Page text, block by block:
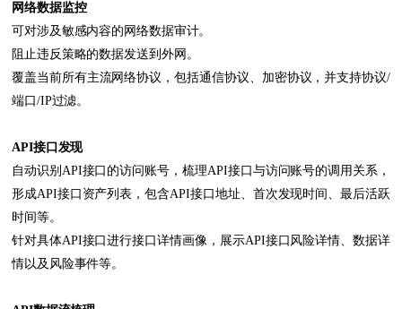
网络数据监控
可对涉及敏感内容的网络数据审计。
阻止违反策略的数据发送到外网。
覆盖当前所有主流网络协议，包括通信协议、加密协议，并支持协议/
端口/IP过滤。
API接口发现
自动识别API接口的访问账号，梳理API接口与访问账号的调用关系，
形成API接口资产列表，包含API接口地址、首次发现时间、最后活跃
时间等。
针对具体API接口进行接口详情画像，展示API接口风险详情、数据详
情以及风险事件等。